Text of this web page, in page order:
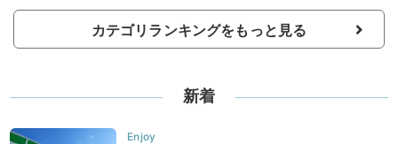
カテゴリランキングをもっと見る
新着